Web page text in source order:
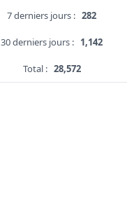
7 derniers jours : 282
30 derniers jours : 1,142
Total : 28,572